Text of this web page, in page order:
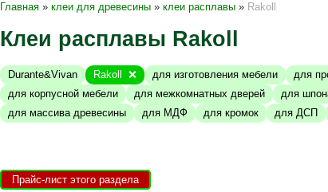
Главная » клеи для древесины » клеи расплавы » Rakoll
Клеи расплавы Rakoll
Durante&Vivan Rakoll для изготовления мебели для
для корпусной мебели
для межкомнатных дверей для
для массива древесины
для МДФ для кромок для ДСП
Прайс-лист этого раздела